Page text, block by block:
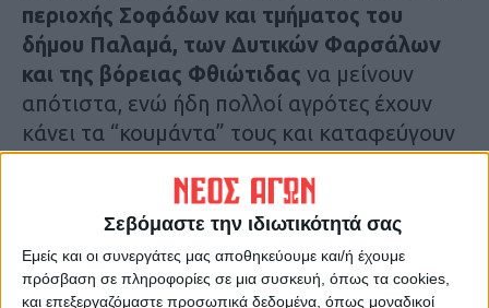
Σεβόμαστε την ιδιωτικότητά σας
Εμείς και οι συνεργάτες μας αποθηκεύουμε και/ή έχουμε
πρόσβαση σε πληροφορίες σε μια συσκευή, όπως τα cookies,
και επεξεργαζόμαστε προσωπικά δεδομένα, όπως μοναδικοί
περιοχής Σοφάδων και τμήματος του
δήμου Παλαμά, των Δυτικών Φαρσάλων
και της βόρειας Φθιώτιδας να μείνουν
απότιστα, ενώ ήδη πολλοί αγρότες έχουν
κάνει τα “κουμάντα” τους και καταφεύγουν
σε παλιές γεωτρήσεις, αυξάνοντας όμως το
κόστος των εαρινών καλλιεργειών σε
δυσθεώρητα ύψη, ενώ ακόμη περισσότεροι
εγκαταλείπουν δυναμικές καλλιέργειες,
όπως βαμβάκια, καλαμπόκια, βιομηχανική